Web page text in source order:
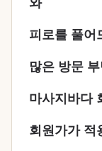
와
피로를 풀어
많은 방문
마사지바다
회원가가 적